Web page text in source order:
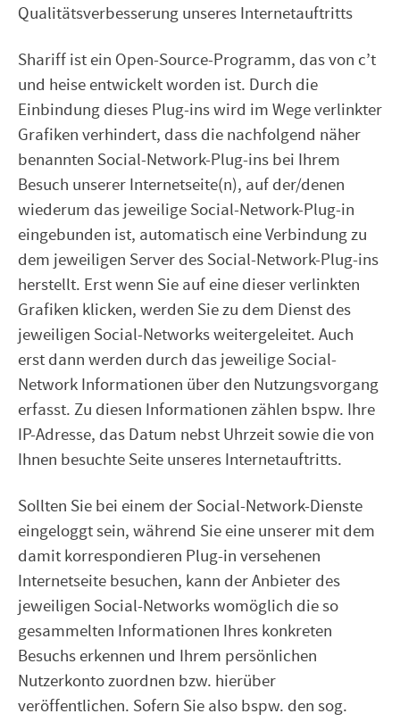
Qualitätsverbesserung unseres Internetauftritts
Shariff ist ein Open-Source-Programm, das von c’t
und heise entwickelt worden ist. Durch die
Einbindung dieses Plug-ins wird im Wege verlinkter
Grafiken verhindert, dass die nachfolgend näher
benannten Social-Network-Plug-ins bei Ihrem
Besuch unserer Internetseite(n), auf der/denen
wiederum das jeweilige Social-Network-Plug-in
eingebunden ist, automatisch eine Verbindung zu
dem jeweiligen Server des Social-Network-Plug-ins
herstellt. Erst wenn Sie auf eine dieser verlinkten
Grafiken klicken, werden Sie zu dem Dienst des
jeweiligen Social-Networks weitergeleitet. Auch
erst dann werden durch das jeweilige Social-
Network Informationen über den Nutzungsvorgang
erfasst. Zu diesen Informationen zählen bspw. Ihre
IP-Adresse, das Datum nebst Uhrzeit sowie die von
Ihnen besuchte Seite unseres Internetauftritts.
Sollten Sie bei einem der Social-Network-Dienste
eingeloggt sein, während Sie eine unserer mit dem
damit korrespondieren Plug-in versehenen
Internetseite besuchen, kann der Anbieter des
jeweiligen Social-Networks womöglich die so
gesammelten Informationen Ihres konkreten
Besuchs erkennen und Ihrem persönlichen
Nutzerkonto zuordnen bzw. hierüber
veröffentlichen. Sofern Sie also bspw. den sog.